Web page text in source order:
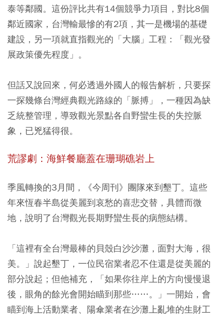
泰等鄰國。這份評比共有14個競爭力項目，對比8個
鄰近國家，台灣輸最慘的有2項，其一是機場的基礎
建設，另一項就直指觀光的「大腦」工程：「觀光發
展政策優先程度」。
但話又說回來，何必透過外國人的報告解析，只要探
一探幾條台灣經典觀光路線的「脈搏」，一種因為缺
乏統整管理，導致觀光景點各自野蠻生長的失控脈
象，已兇猛得很。
荒謬劇：海鮮餐廳蓋在珊瑚礁岩上
季風轉換的3月間，《今周刊》團隊來到墾丁。這些
年來恆春半島從美麗到哀愁的喜悲交替，具體而微
地，說明了台灣觀光長期野蠻生長的病態結構。
「這裡有全台灣最棒的貝殼白沙沙灘，面對大海，很
美。」說起墾丁，一位民宿業者忍不住還是從美麗的
部分說起；但他補充，「如果你往岸上的方向慢慢退
後，眼角的餘光會開始瞄到那些……。」一開始，會
瞄到海上活動業者、陽傘業者在沙灘上亂堆的生財工